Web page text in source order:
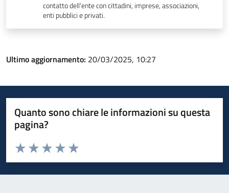
contatto dell'ente con cittadini, imprese, associazioni,
enti pubblici e privati.
Ultimo aggiornamento: 20/03/2025, 10:27
Quanto sono chiare le informazioni su questa
pagina?
Valuta da 1 a 5 stelle la pagina
Valuta 5 stelle su 5
Valuta 4 stelle su 5
Valuta 3 stelle su 5
Valuta 2 stelle su 5
Valuta 1 stelle su 5